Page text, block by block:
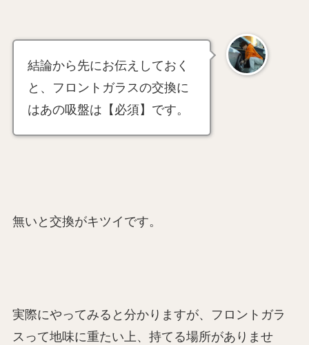
結論から先にお伝えしておく
と、フロントガラスの交換に
はあの吸盤は【必須】です。
無いと交換がキツイです。
実際にやってみると分かりますが、フロントガラ
スって地味に重たい上、持てる場所がありませ